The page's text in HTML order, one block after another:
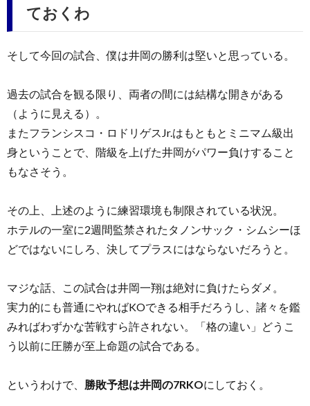
ておくわ
そして今回の試合、僕は井岡の勝利は堅いと思っている。
過去の試合を観る限り、両者の間には結構な開きがある
（ように見える）。
またフランシスコ・ロドリゲスJr.はもともとミニマム級出
身ということで、階級を上げた井岡がパワー負けすること
もなさそう。
その上、上述のように練習環境も制限されている状況。
ホテルの一室に2週間監禁されたタノンサック・シムシーほ
どではないにしろ、決してプラスにはならないだろうと。
マジな話、この試合は井岡一翔は絶対に負けたらダメ。
実力的にも普通にやればKOできる相手だろうし、諸々を鑑
みればわずかな苦戦すら許されない。「格の違い」どうこ
う以前に圧勝が至上命題の試合である。
というわけで、 勝敗予想は井岡の7RKOにしておく。